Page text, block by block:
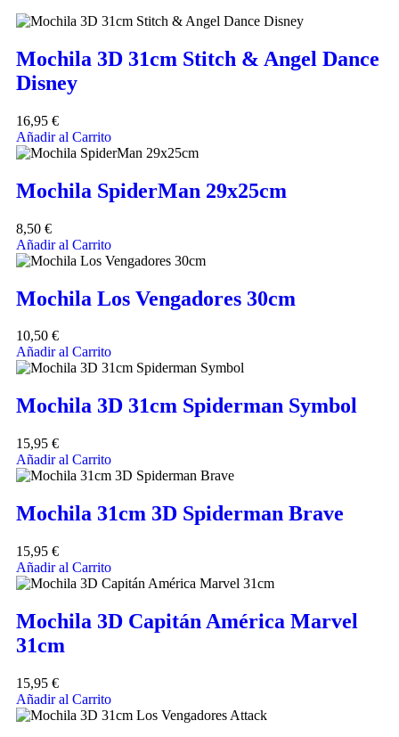
Mochila 3D 31cm Stitch & Angel Dance
Disney
16,95 €
Añadir al Carrito
Mochila SpiderMan 29x25cm
8,50 €
Añadir al Carrito
Mochila Los Vengadores 30cm
10,50 €
Añadir al Carrito
Mochila 3D 31cm Spiderman Symbol
15,95 €
Añadir al Carrito
Mochila 31cm 3D Spiderman Brave
15,95 €
Añadir al Carrito
Mochila 3D Capitán América Marvel
31cm
15,95 €
Añadir al Carrito